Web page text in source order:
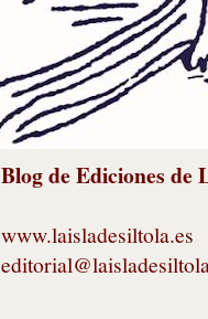
Blog de Ediciones de
www.laisladesiltola.es